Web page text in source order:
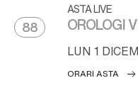
88
ASTA LIVE
OROLOGI
LUN 1
ORARI ASTA